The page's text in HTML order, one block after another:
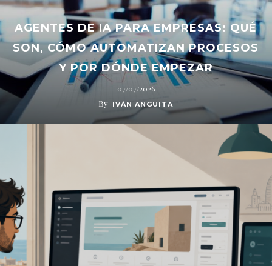
AGENTES DE IA PARA EMPRESAS: QUÉ
SON, CÓMO AUTOMATIZAN PROCESOS
Y POR DÓNDE EMPEZAR
07/07/2026
By IVÁN ANGUITA